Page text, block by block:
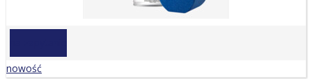
nowość